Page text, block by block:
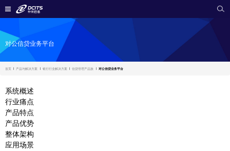
对公信贷业务平台
首页 产品与解决方案 银行行业解决方案 信贷管理产品族 对公信贷业务平台
系统概述
行业痛点
产品特点
产品优势
整体架构
应用场景